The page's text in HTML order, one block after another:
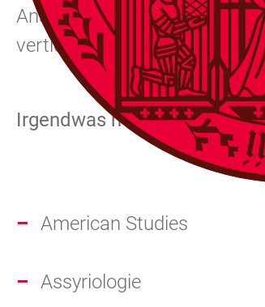
Anschließend stehen euch
vertiefende Fragen und
Irgendwas mit anderen
American Studies
Assyriologie